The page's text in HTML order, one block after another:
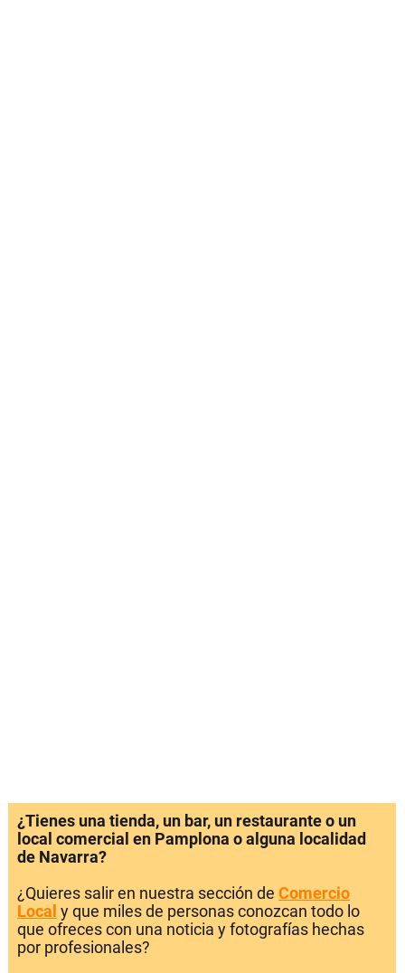
¿Tienes una tienda, un bar, un restaurante o un
local comercial en Pamplona o alguna localidad
de Navarra?
¿Quieres salir en nuestra sección de Comercio
Local y que miles de personas conozcan todo lo
que ofreces con una noticia y fotografías hechas
por profesionales?